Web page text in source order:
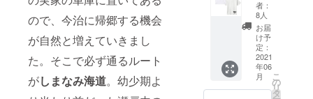
ので、今治に帰郷する機会
が自然と増えていきまし
た。そこで必ず通るルート
がしまなみ海道。幼少期よ
いご支
援を宜
しくお
願い致
しま
す！ L
サイズ
と共に
メール
にてお
送りさ
せて頂
きま
す。ご
利用の
際は
ラスを
使用し
ていま
す。 全
て色や
形が異
なるた
め、世
界に1つ
にWilde
チーム
が自分
達で撮
影した
写真を
用いた
ショッ
者：
8人
お届
け予
定：
2021
年06
月
こ
の
リ
タ